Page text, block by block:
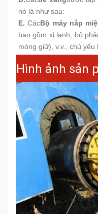
nó là như sau:
E. CácBộ máy nắp
bao gồm xi lanh, bộ
móng giữ), v.v., chủ yếu
Hình ảnh sản